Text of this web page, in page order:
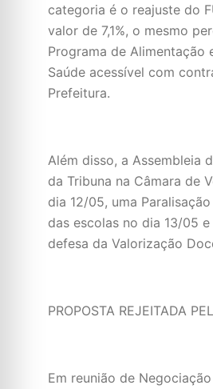
categoria é o reajuste do
valor de 7,1%, o mesmo
Programa de Alimentação
Saúde acessível com
Prefeitura.
Além disso, a Assembleia
da Tribuna na Câmara de
dia 12/05, uma
das escolas no dia 13/05
defesa da Valorização
PROPOSTA REJEITADA
Em reunião de